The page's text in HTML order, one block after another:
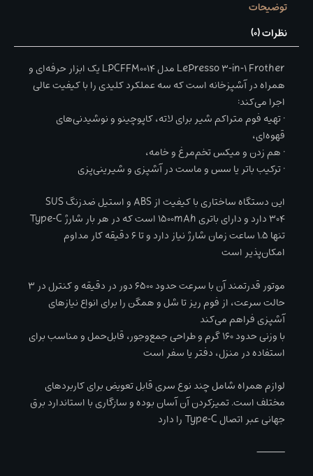
توضیحات
نظرات (0)
LePresso 3‑in‑1 Frother مدل LPCFFM0014 یک ابزار حرفه‌ای و
همراه در آشپزخانه است که سه عملکرد کلیدی را با کیفیت عالی
اجرا می‌کند:
• تهیه فوم متراکم شیر برای لاته، کاپوچینو و نوشیدنی‌های
قهوه‌ای،
• هم زدن و میکس تخم‌مرغ و خامه،
• ترکیب باتر یا سس و ماست در آشپزی و شیرینی‌پزی
این دستگاه ساختاری با کیفیت از ABS و استیل ضدزنگ SUS
304 دارد و دارای باتری 1500mAh است که در هر بار شارژ Type‑C
تنها ۱.۵ ساعت زمان شارژ نیاز دارد و تا ۶ دقیقه کار مداوم
امکان‌پذیر است
موتور قدرتمند آن با سرعت حدود ۶۵۰۰ دور در دقیقه و کنترل در ۳
حالت سرعت، از فوم ریز تا شل و همگن را برای انواع نیازهای
آشپزی فراهم می‌کند
با وزنی حدود ۱۶۰ گرم و طراحی جمع‌وجور، قابل‌حمل و مناسب برای
استفاده در منزل، دفتر یا سفر است
لوازم همراه شامل چند نوع سری قابل تعویض برای کاربردهای
مختلف است. تمیزکردن آن آسان بوده و سازگاری با استاندارد برق
جهانی عبر اتصال Type‑C را دارد
⸻